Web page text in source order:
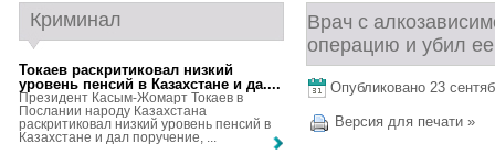
Врач с
операцию и убил
Опубликовано 23
Версия для печати »
Криминал
Токаев раскритиковал низкий
уровень пенсий в Казахстане и да....
Президент Касым-Жомарт Токаев в
Послании народу Казахстана
раскритиковал низкий уровень пенсий в
Казахстане и дал поручение, ...